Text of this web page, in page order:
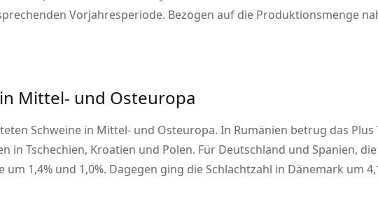
Vorjahresperiode. Bezogen auf die Produktionsmenge
Mittel- und Osteuropa
Schweine in Mittel- und Osteuropa. In Rumänien betrug das Plus
in Tschechien, Kroatien und Polen. Für Deutschland und Spanien,
1,4% und 1,0%. Dagegen ging die Schlachtzahl in Dänemark um